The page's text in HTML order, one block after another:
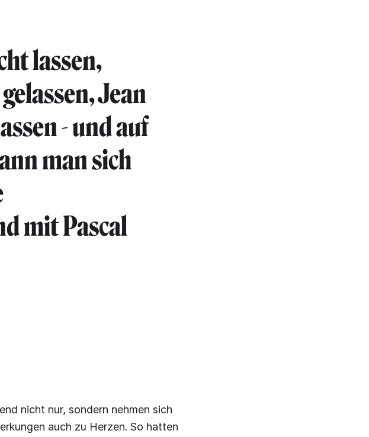
lassen,
Jean
- und auf
man sich
mit Pascal
nicht nur, sondern nehmen sich
auch zu Herzen. So hatten